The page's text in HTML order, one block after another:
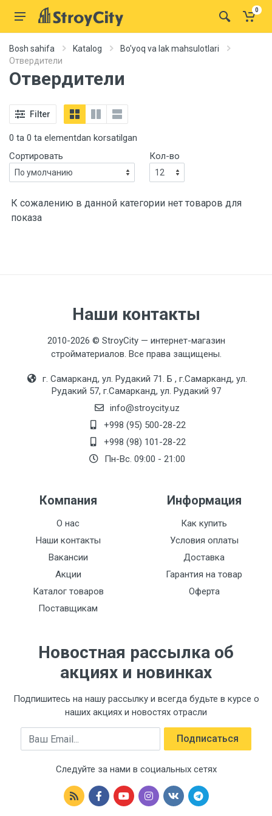
0
Bosh sahifa Katalog
Bo'yoq va lak mahsulotlari
Отвердители
Отвердители
Filter
0 ta 0 ta elementdan korsatilgan
Сортировать
Кол-во
К сожалению в данной категории нет товаров для
показа
Наши контакты
2010-2026 © StroyCity — интернет-магазин
стройматериалов. Все права защищены.
г. Самарканд, ул. Рудакий 71. Б , г.Самарканд, ул.
Рудакий 57, г.Самарканд, ул. Рудакий 97
info@stroycity.uz
+998 (95) 500-28-22
+998 (98) 101-28-22
Пн-Вс. 09:00 - 21:00
Компания
О нас
Наши контакты
Вакансии
Акции
Каталог товаров
Поставщикам
Информация
Как купить
Условия оплаты
Доставка
Гарантия на товар
Оферта
Новостная рассылка об
акциях и новинках
Подпишитесь на нашу рассылку и всегда будьте в курсе о
наших акциях и новостях отрасли
Email Подписаться
Следуйте за нами в социальных сетях